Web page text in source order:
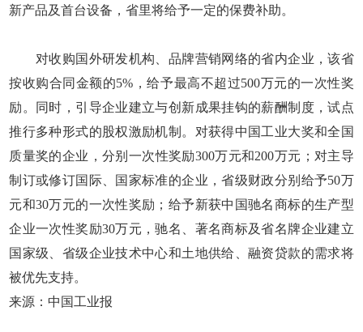
新产品及首台设备，省里将给予一定的保费补助。
对收购国外研发机构、品牌营销网络的省内企业，该省
按收购合同金额的5%，给予最高不超过500万元的一次性奖
励。同时，引导企业建立与创新成果挂钩的薪酬制度，试点
推行多种形式的股权激励机制。对获得中国工业大奖和全国
质量奖的企业，分别一次性奖励300万元和200万元；对主导
制订或修订国际、国家标准的企业，省级财政分别给予50万
元和30万元的一次性奖励；给予新获中国驰名商标的生产型
企业一次性奖励30万元，驰名、著名商标及省名牌企业建立
国家级、省级企业技术中心和土地供给、融资贷款的需求将
被优先支持。
来源：中国工业报